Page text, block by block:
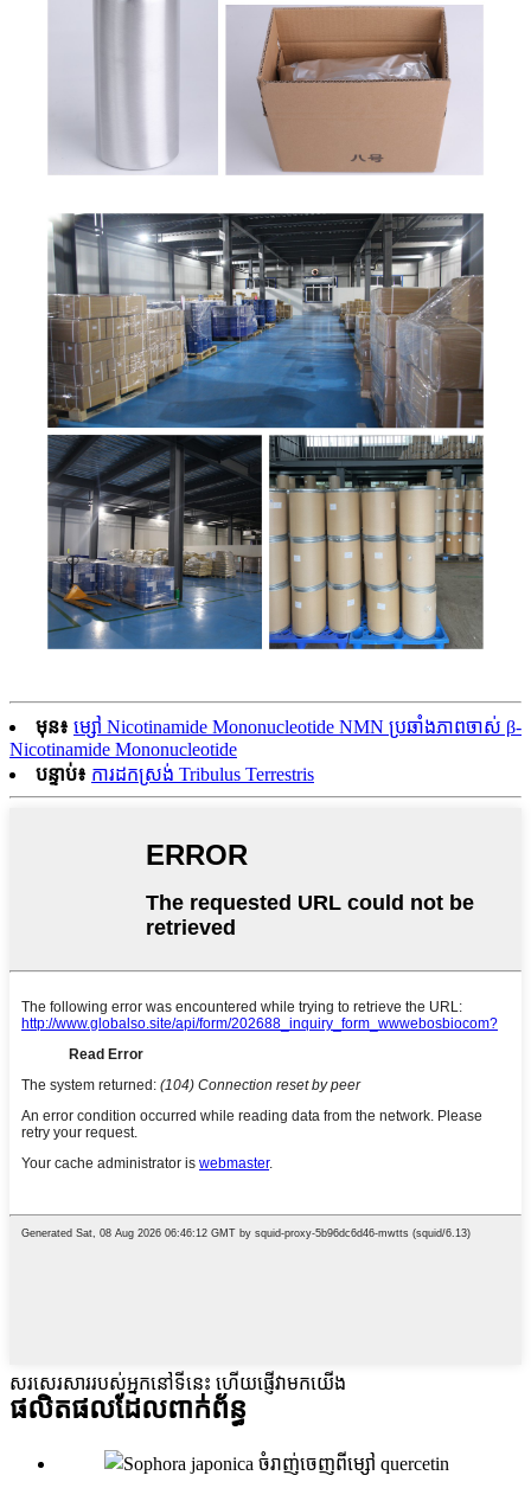
មុន៖ ម្សៅ Nicotinamide Mononucleotide NMN ប្រឆាំងភាពចាស់ β-
Nicotinamide Mononucleotide
បន្ទាប់៖ ការដកស្រង់ Tribulus Terrestris
សរសេរសាររបស់អ្នកនៅទីនេះ ហើយផ្ញើវាមកយើង
ផលិតផលដែលពាក់ព័ន្ធ